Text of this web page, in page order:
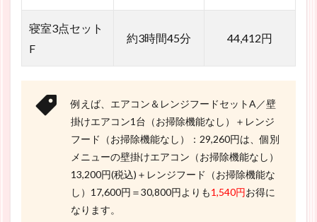
寝室3点セット
F
約3時間45分 44,412円
例えば、エアコン＆レンジフードセットA／壁
掛けエアコン1台（お掃除機能なし）＋レンジ
フード（お掃除機能なし）：29,260円は、個別
メニューの壁掛けエアコン（お掃除機能なし）
13,200円(税込)＋レンジフード（お掃除機能な
し）17,600円＝30,800円よりも1,540円お得に
なります。